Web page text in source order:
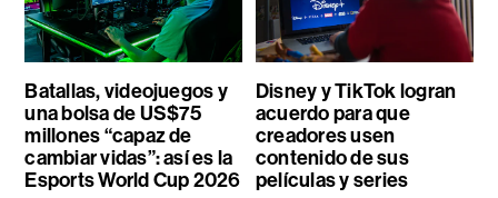
Batallas, videojuegos y
una bolsa de US$75
millones “capaz de
cambiar vidas”: así es la
Esports World Cup 2026
Disney y TikTok logran
acuerdo para que
creadores usen
contenido de sus
películas y series